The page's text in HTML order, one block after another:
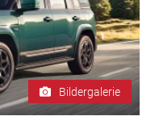
Bildergalerie